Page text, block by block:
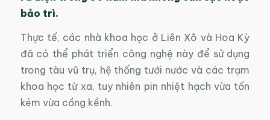
bảo trì.
Thực tế, các nhà khoa học ở Liên Xô và Hoa Kỳ
đã có thể phát triển công nghệ này để sử dụng
trong tàu vũ trụ, hệ thống tưới nước và các trạm
khoa học từ xa, tuy nhiên pin nhiệt hạch vừa tốn
kém vừa cồng kềnh.